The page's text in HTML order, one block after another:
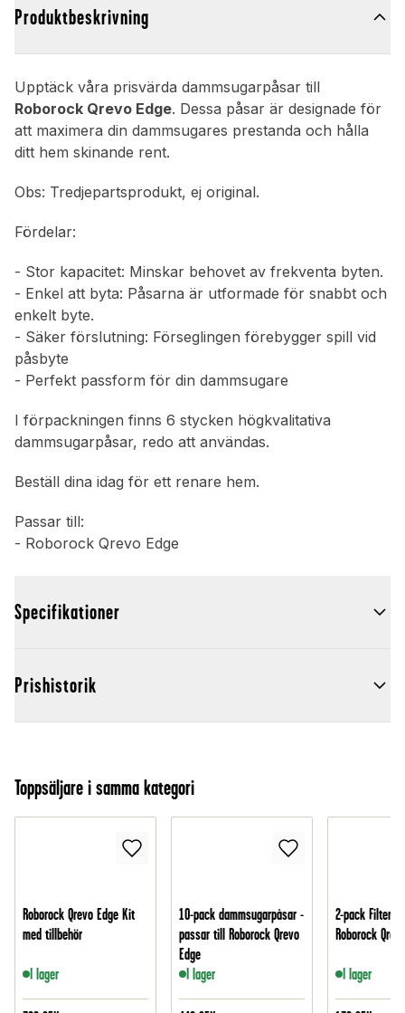
Produktbeskrivning
Upptäck våra prisvärda dammsugarpåsar till
Roborock Qrevo Edge. Dessa påsar är designade för
att maximera din dammsugares prestanda och hålla
ditt hem skinande rent.
Obs: Tredjepartsprodukt, ej original.
Fördelar:
- Stor kapacitet: Minskar behovet av frekventa byten.
- Enkel att byta: Påsarna är utformade för snabbt och
enkelt byte.
- Säker förslutning: Förseglingen förebygger spill vid
påsbyte
- Perfekt passform för din dammsugare
I förpackningen finns 6 stycken högkvalitativa
dammsugarpåsar, redo att användas.
Beställ dina idag för ett renare hem.
Passar till:
- Roborock Qrevo Edge
Specifikationer
Prishistorik
Toppsäljare i samma kategori
Roborock Qrevo Edge Kit
med tillbehör
I lager
10-pack dammsugarpåsar -
passar till Roborock Qrevo
Edge
I lager
2-pack Filter -
Roborock
I lager